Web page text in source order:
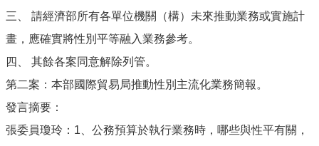
三、 請經濟部所有各單位機關（構）未來推動業務或實施計
畫，應確實將性別平等融入業務參考。
四、 其餘各案同意解除列管。
第二案：本部國際貿易局推動性別主流化業務簡報。
發言摘要：
張委員瓊玲：1、公務預算於執行業務時，哪些與性平有關，